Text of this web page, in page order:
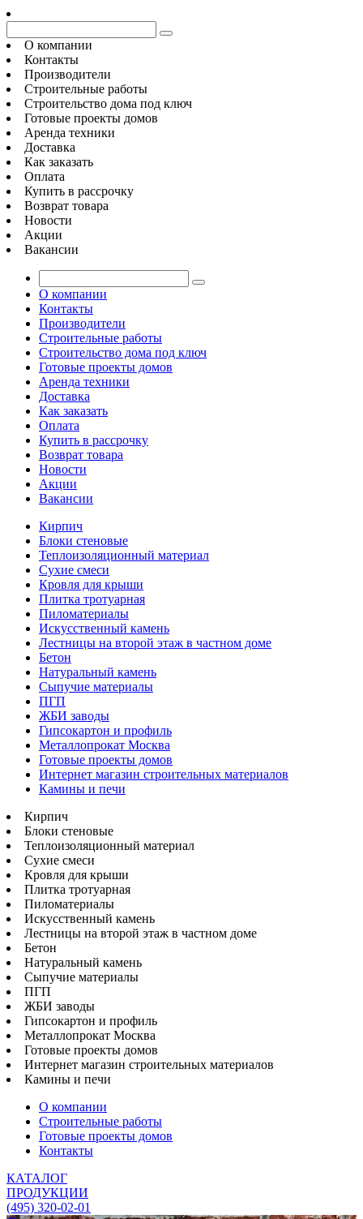
О компании
Контакты
Производители
Строительные работы
Строительство дома под ключ
Готовые проекты домов
Аренда техники
Доставка
Как заказать
Оплата
Купить в рассрочку
Возврат товара
Новости
Акции
Вакансии
О компании
Контакты
Производители
Строительные работы
Строительство дома под ключ
Готовые проекты домов
Аренда техники
Доставка
Как заказать
Оплата
Купить в рассрочку
Возврат товара
Новости
Акции
Вакансии
Кирпич
Блоки стеновые
Теплоизоляционный материал
Сухие смеси
Кровля для крыши
Плитка тротуарная
Пиломатериалы
Искусственный камень
Лестницы на второй этаж в частном доме
Бетон
Натуральный камень
Сыпучие материалы
ПГП
ЖБИ заводы
Гипсокартон и профиль
Металлопрокат Москва
Готовые проекты домов
Интернет магазин строительных материалов
Камины и печи
Кирпич
Блоки стеновые
Теплоизоляционный материал
Сухие смеси
Кровля для крыши
Плитка тротуарная
Пиломатериалы
Искусственный камень
Лестницы на второй этаж в частном доме
Бетон
Натуральный камень
Сыпучие материалы
ПГП
ЖБИ заводы
Гипсокартон и профиль
Металлопрокат Москва
Готовые проекты домов
Интернет магазин строительных материалов
Камины и печи
О компании
Строительные работы
Готовые проекты домов
Контакты
КАТАЛОГ
ПРОДУКЦИИ
(495) 320-02-01